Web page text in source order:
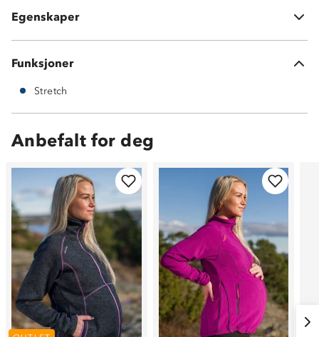
Egenskaper
100% polyester
Funksjoner
Stretch
Anbefalt for deg